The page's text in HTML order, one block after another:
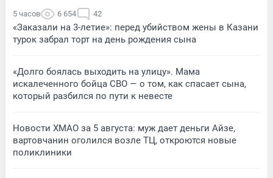
5 часов 6 654 42
«Заказали на 3-летие»: перед убийством жены в Казани
турок забрал торт на день рождения сына
«Долго боялась выходить на улицу». Мама
искалеченного бойца СВО — о том, как спасает сына,
который разбился по пути к невесте
Новости ХМАО за 5 августа: муж дает деньги Айзе,
вартовчанин оголился возле ТЦ, откроются новые
поликлиники